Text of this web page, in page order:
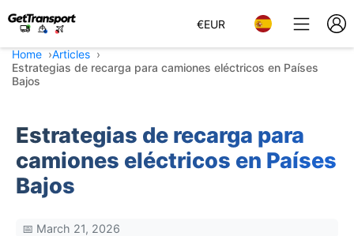
€EUR
Home
Articles
Estrategias de recarga para camiones eléctricos en Países
Bajos
Estrategias de recarga para
camiones eléctricos en Países
Bajos
📅 March 21, 2026